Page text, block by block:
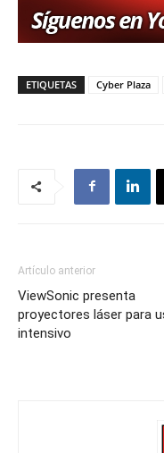
ETIQUETAS Cyber Plaza
Artículo anterior
ViewSonic presenta
proyectores láser para
intensivo